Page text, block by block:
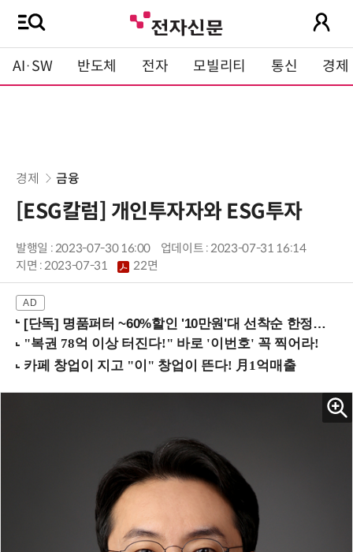
AI·SW 반도체 전자 모빌리티 통신 경제
경제 금융
[ESG칼럼] 개인투자자와 ESG투자
발행일 : 2023-07-30 16:00
업데이트 : 2023-07-31 16:14
지면 :2023-07-31 22면
[단독] 명품퍼터 ~60%할인 '10만원'대 선착순 한정판매!